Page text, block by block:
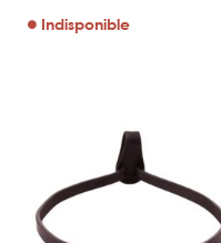
Indisponible